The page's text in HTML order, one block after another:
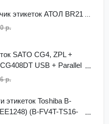
этикеток АТОЛ BR21
р.
SATO CG4, ZPL +
USB + Parallel
р.
этикеток Toshiba B-
(B-FV4T-TS16-